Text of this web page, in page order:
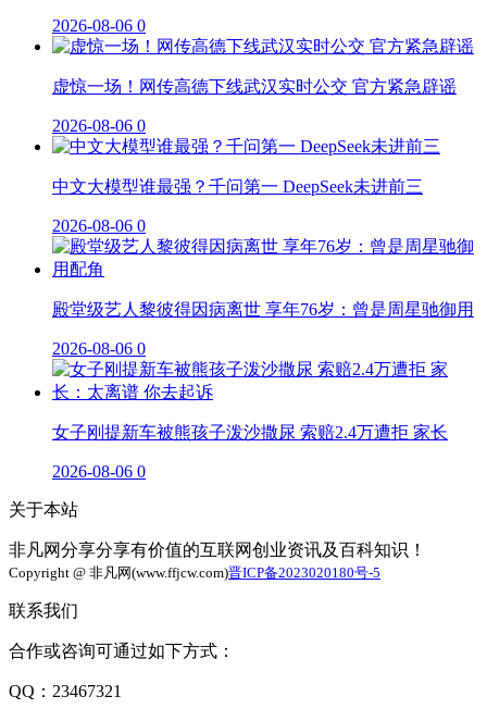
2026-08-06 0
虚惊一场！网传高德下线武汉实时公交 官方紧急辟谣
2026-08-06 0
中文大模型谁最强？千问第一 DeepSeek未进前三
2026-08-06 0
殿堂级艺人黎彼得因病离世 享年76岁：曾是周星驰御用
2026-08-06 0
女子刚提新车被熊孩子泼沙撒尿 索赔2.4万遭拒 家长
2026-08-06 0
关于本站
非凡网分享分享有价值的互联网创业资讯及百科知识！
Copyright @ 非凡网(www.ffjcw.com)晋ICP备2023020180号-5
联系我们
合作或咨询可通过如下方式：
QQ：23467321